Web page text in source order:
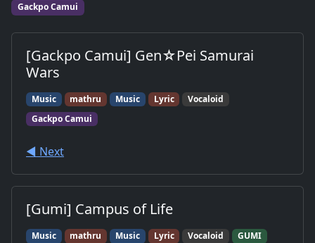
Gackpo Camui
[Gackpo Camui] Gen☆Pei Samurai
Wars
Music mathru Music Lyric
Vocaloid
Gackpo Camui
◀︎ Next
[Gumi] Campus of Life
Music mathru Music Lyric Vocaloid GUMI